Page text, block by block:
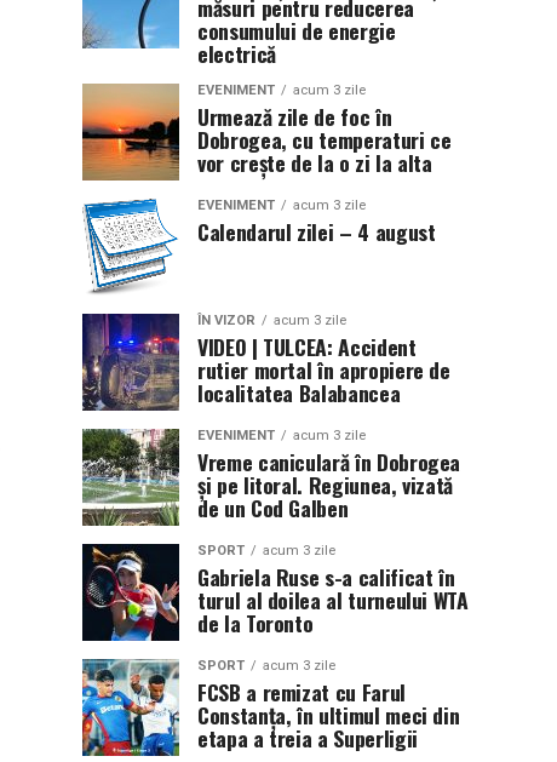
măsuri pentru reducerea
consumului de energie
electrică
EVENIMENT acum 3 zile
Urmează zile de foc în
Dobrogea, cu temperaturi ce
vor crește de la o zi la alta
EVENIMENT acum 3 zile
Calendarul zilei – 4 august
ÎN VIZOR acum 3 zile
VIDEO | TULCEA: Accident
rutier mortal în apropiere de
localitatea Balabancea
EVENIMENT acum 3 zile
Vreme caniculară în Dobrogea
și pe litoral. Regiunea, vizată
de un Cod Galben
SPORT acum 3 zile
Gabriela Ruse s-a calificat în
turul al doilea al turneului WTA
de la Toronto
SPORT acum 3 zile
FCSB a remizat cu Farul
Constanța, în ultimul meci din
etapa a treia a Superligii